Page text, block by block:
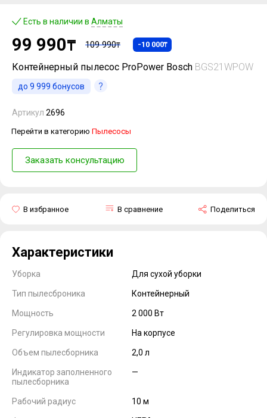
Контейнерный пылесос ProPower Bosch BGS21WPOW
Артикул 2696
Перейти в категорию Пылесосы
Заказать консультацию
Поделиться
В сравнение
В избранное
Есть в наличии в Алматы
до 9 999 бонусов
99 990₸ 109 990₸ -10 000₸
Характеристики
Уборка Для сухой уборки
Тип пылесброника Контейнерный
Мощность 2 000 Вт
Регулировка мощности На корпусе
Объем пылесборника 2,0 л
Индикатор заполненного
пылесборника
—
Рабочий радиус 10 м